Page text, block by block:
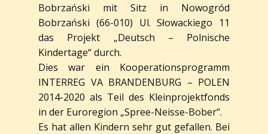
Bobrzański mit Sitz in Nowogród
Bobrzański (66-010) Ul. Słowackiego 11
das Projekt „Deutsch – Polnische
Kindertage“ durch.
Dies war ein Kooperationsprogramm
INTERREG VA BRANDENBURG – POLEN
2014-2020 als Teil des Kleinprojektfonds
in der Euroregion „Spree-Neisse-Bober“.
Es hat allen Kindern sehr gut gefallen. Bei